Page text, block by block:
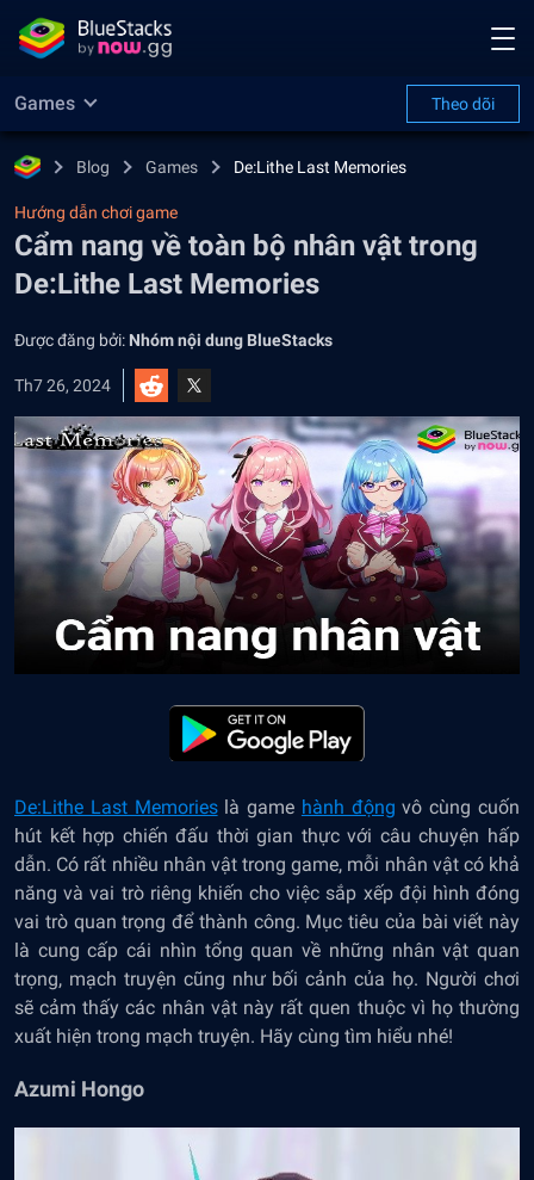
Games Theo dõi
Blog Games De:Lithe Last Memories
Hướng dẫn chơi game
Cẩm nang về toàn bộ nhân vật trong
De:Lithe Last Memories
Được đăng bởi: Nhóm nội dung BlueStacks
Th7 26, 2024
De:Lithe Last Memorieslà game hành động vô cùng cuốn
hút kết hợp chiến đấu thời gian thực với câu chuyện hấp
dẫn. Có rất nhiều nhân vật trong game, mỗi nhân vật có khả
năng và vai trò riêng khiến cho việc sắp xếp đội hình đóng
vai trò quan trọng để thành công. Mục tiêu của bài viết này
là cung cấp cái nhìn tổng quan về những nhân vật quan
trọng, mạch truyện cũng như bối cảnh của họ. Người chơi
sẽ cảm thấy các nhân vật này rất quen thuộc vì họ thường
xuất hiện trong mạch truyện. Hãy cùng tìm hiểu nhé!
Azumi Hongo